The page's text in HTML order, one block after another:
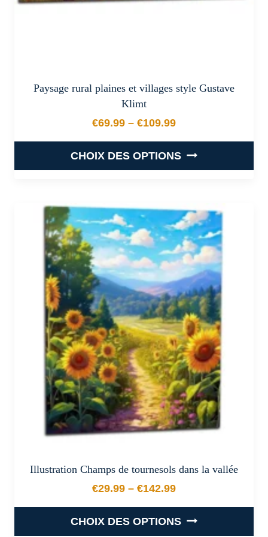
Paysage rural plaines et villages style Gustave
Klimt
€69.99 – €109.99
Plage de prix : €69.99 à
CHOIX DES OPTIONS
a
plusieurs
variations.
Les
options
peuvent
être
choisies
sur
la
page
du
produit
Illustration Champs de tournesols dans la vallée
€29.99 – €142.99
Plage de prix : €29.99 à
CHOIX DES OPTIONS